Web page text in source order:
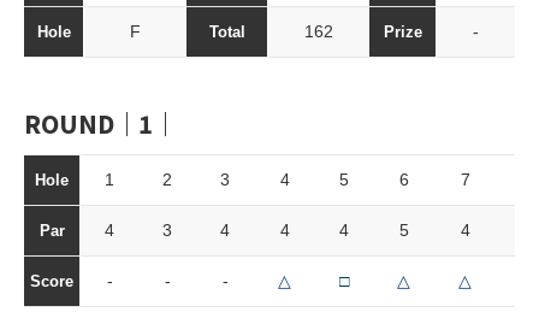
Hole F Total 162 Prize -
ROUND｜1｜
Hole 1 2 3 4 5 6 7
Par 4 3 4 4 4 5 4
Score - - - △ □ △ △